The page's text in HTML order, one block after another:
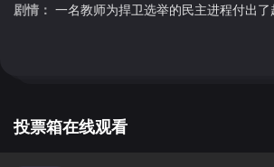
剧情： 一名教师为捍卫选举的民主进程付出了
投票箱在线观看